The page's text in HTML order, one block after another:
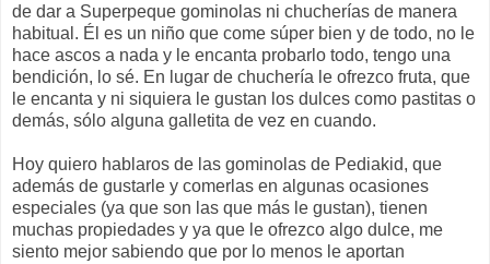
de dar a Superpeque gominolas ni chucherías de manera
habitual. Él es un niño que come súper bien y de todo, no le
hace ascos a nada y le encanta probarlo todo, tengo una
bendición, lo sé. En lugar de chuchería le ofrezco fruta, que
le encanta y ni siquiera le gustan los dulces como pastitas o
demás, sólo alguna galletita de vez en cuando.
Hoy quiero hablaros de las gominolas de Pediakid, que
además de gustarle y comerlas en algunas ocasiones
especiales (ya que son las que más le gustan), tienen
muchas propiedades y ya que le ofrezco algo dulce, me
siento mejor sabiendo que por lo menos le aportan